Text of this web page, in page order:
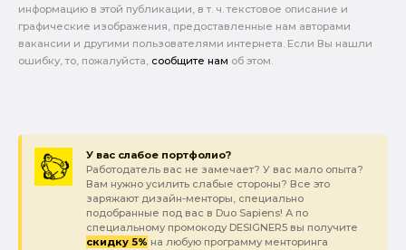
информацию в этой публикации, в т. ч. текстовое описание и
графические изображения, предоставленные нам авторами
вакансии и другими пользователями интернета. Если Вы нашли
ошибку, то, пожалуйста, сообщите нам об этом.
У вас слабое портфолио?
Работодатель вас не замечает? У вас мало опыта?
Вам нужно усилить слабые стороны? Все это
заряжают дизайн-менторы, специально
подобранные под вас в Duo Sapiens! А по
специальному промокоду DESIGNER5 вы получите
скидку 5% на любую программу менторинга